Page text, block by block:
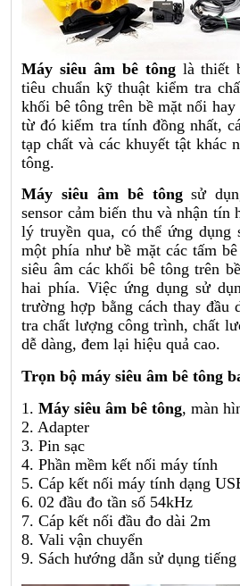
Máy siêu âm bê tônglà thiết
tiêu chuẩn kỹ thuật kiểm tra
khối bê tông trên bề mặt nổi
từ đó kiểm tra tính đồng nhất,
tạp chất và các khuyết tật khác
tông.
Máy siêu âm bê tôngsử
sensor cảm biến thu và nhận tín
lý truyền qua, có thể ứng dụng
một phía như bề mặt các tấm
siêu âm các khối bê tông trên
hai phía. Việc ứng dụng sử
trường hợp bằng cách thay đầu
tra chất lượng công trình, chất
dễ dàng, đem lại hiệu quả cao.
Trọn bộ máy siêu âm bê tông
1.Máy siêu âm bê tông, màn
2. Adapter
3. Pin sạc
4. Phần mềm kết nối máy tính
5. Cáp kết nối máy tính dạng
6. 02 đầu đo tần số 54kHz
7. Cáp kết nối đầu đo dài 2m
8. Vali vận chuyển
9. Sách hướng dẫn sử dụng